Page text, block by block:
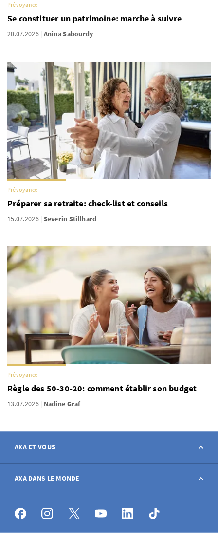
Prévoyance
Se constituer un patrimoine: marche à suivre
20.07.2026 Anina Sabourdy
Prévoyance
Préparer sa retraite: check-list et conseils
15.07.2026 Severin Stillhard
Prévoyance
Règle des 50-30-20: comment établir son budget
13.07.2026 Nadine Graf
AXA ET VOUS
Contact
Déclarer sinistre
AXA DANS LE MONDE
AXA dans le monde